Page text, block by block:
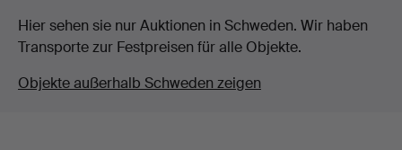
Hier sehen sie nur Auktionen in Schweden. Wir haben
Transporte zur Festpreisen für alle Objekte.
Objekte außerhalb Schweden zeigen